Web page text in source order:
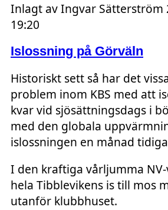
Inlagt avIngvar Sätterström
19:20
Islossning på Görväln
Historiskt sett så har det
problem inom KBS med att
kvar vid sjösättningsdags i
med den globala
islossningen en månad
I den kraftiga vårljumma
hela Tibblevikens is till mos
utanför klubbhuset.